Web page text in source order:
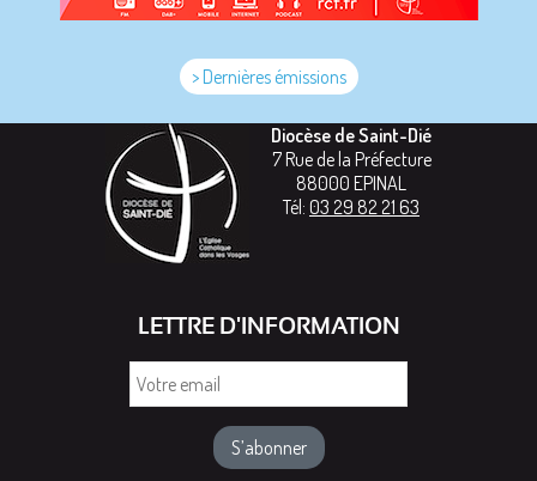
> Dernières émissions
Diocèse de Saint-Dié
7 Rue de la Préfecture
88000 EPINAL
Tél: 03 29 82 21 63
LETTRE D'INFORMATION